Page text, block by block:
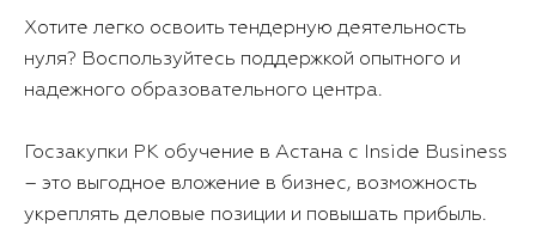
Хотите легко освоить тендерную деятельность
нуля? Воспользуйтесь поддержкой опытного и
надежного образовательного центра.
Госзакупки РК обучение в Астана с Inside Business
– это выгодное вложение в бизнес, возможность
укреплять деловые позиции и повышать прибыль.